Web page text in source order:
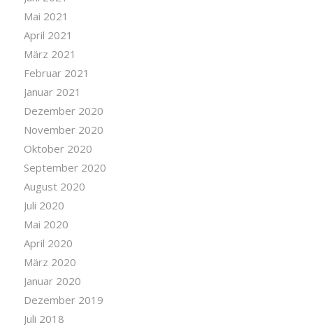
Mai 2021
April 2021
März 2021
Februar 2021
Januar 2021
Dezember 2020
November 2020
Oktober 2020
September 2020
August 2020
Juli 2020
Mai 2020
April 2020
März 2020
Januar 2020
Dezember 2019
Juli 2018